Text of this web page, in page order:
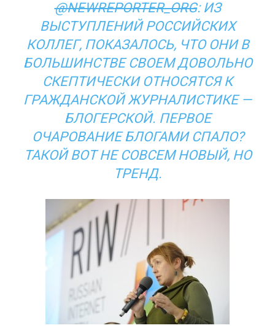
@NEWREPORTER_ORG: ИЗ
ВЫСТУПЛЕНИЙ РОССИЙСКИХ
КОЛЛЕГ, ПОКАЗАЛОСЬ, ЧТО ОНИ В
БОЛЬШИНСТВЕ СВОЕМ ДОВОЛЬНО
СКЕПТИЧЕСКИ ОТНОСЯТСЯ К
ГРАЖДАНСКОЙ ЖУРНАЛИСТИКЕ —
БЛОГЕРСКОЙ. ПЕРВОЕ
ОЧАРОВАНИЕ БЛОГАМИ СПАЛО?
ТАКОЙ ВОТ НЕ СОВСЕМ НОВЫЙ, НО
ТРЕНД.